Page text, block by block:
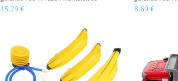
15,29 € 8,69 €